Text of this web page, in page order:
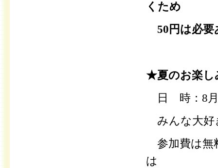
くため
50円は必要
★夏のお楽し
日 時：8月
みんな大好
参加費は無
は